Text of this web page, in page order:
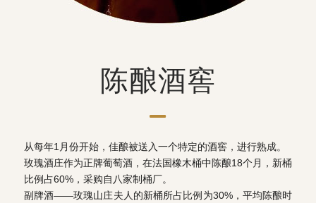
陈酿酒窖
从每年1月份开始，佳酿被送入一个特定的酒窖，进行熟成。
玫瑰酒庄作为正牌葡萄酒，在法国橡木桶中陈酿18个月，新桶
比例占60%，采购自八家制桶厂。
副牌酒——玫瑰山庄夫人的新桶所占比例为30%，平均陈酿时